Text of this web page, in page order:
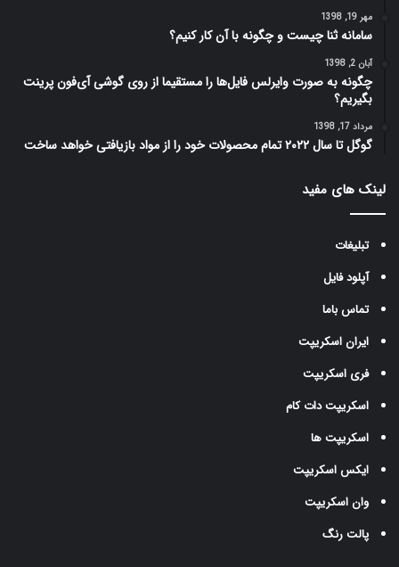
مهر 19, 1398
سامانه ثنا چیست و چگونه با آن کار کنیم؟
آبان 2, 1398
چگونه به صورت وایرلس فایل‌ها را مستقیما از روی گوشی آی‌فون پرینت
بگیریم؟
مرداد 17, 1398
گوگل تا سال ۲۰۲۲ تمام محصولات خود را از مواد بازیافتی خواهد ساخت
لینک های مفید
تبلیغات
آپلود فایل
تماس باما
ایران اسکریپت
فری اسکریپت
اسکریپت دات کام
اسکریپت ها
ایکس اسکریپت
وان اسکریپت
پالت رنگ